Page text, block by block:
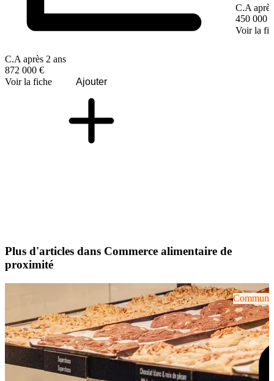
C.A après 2 ans
872 000 €
Voir la fiche
Ajouter
C.A
450 000 €
Voir la
Plus d'articles dans Commerce alimentaire de
proximité